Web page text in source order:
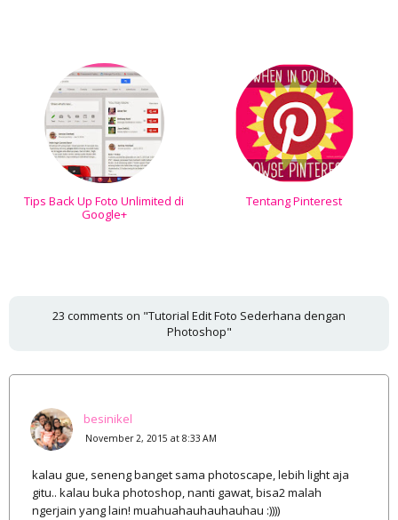
Tips Back Up Foto Unlimited di
Google+
Tentang Pinterest
23 comments on "Tutorial Edit Foto Sederhana dengan
Photoshop"
besinikel
November 2, 2015 at 8:33 AM
kalau gue, seneng banget sama photoscape, lebih light aja
gitu.. kalau buka photoshop, nanti gawat, bisa2 malah
ngerjain yang lain! muahuahauhauhauhau :))))